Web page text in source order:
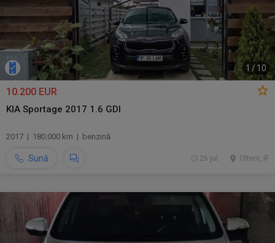
1 /10
10.200 EUR
KIA Sportage 2017 1.6 GDI
2017 | 180.000 km | benzină
Sună Olteni, IF
26 jul.